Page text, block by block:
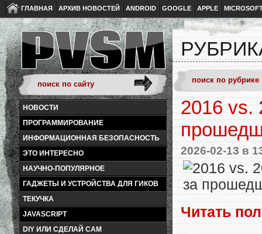
ГЛАВНАЯ АРХИВ НОВОСТЕЙ ANDROID GOOGLE APPLE
НОВОСТИ
ПРОГРАММИРОВАНИЕ
ИНФОРМАЦИОННАЯ БЕЗОПАСНОСТЬ
ЭТО ИНТЕРЕСНО
НАУЧНО-ПОПУЛЯРНОЕ
ГАДЖЕТЫ И УСТРОЙСТВА ДЛЯ ГИКОВ
ТЕКУЧКА
JAVASCRIPT
DIY ИЛИ СДЕЛАЙ САМ
2016 vs.
2026-02-13 в
Читать